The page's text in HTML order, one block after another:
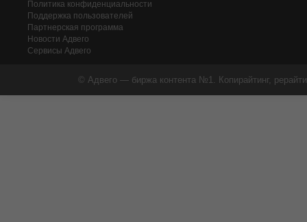
Политика конфиденциальности
Поддержка пользователей
Партнерская программа
Новости Адвего
Сервисы Адвего
© Адвего — биржа контента №1. Копирайтинг,